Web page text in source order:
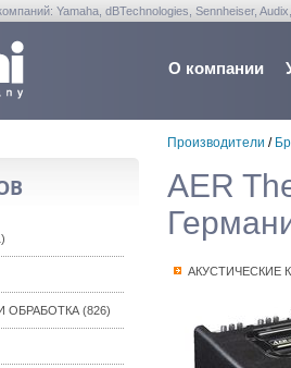
Yamaha, dBTechnologies, Sennheiser,
О компании
ОБРАБОТКА (826)
Производители /
AER
АКУСТИЧЕСКИЕ